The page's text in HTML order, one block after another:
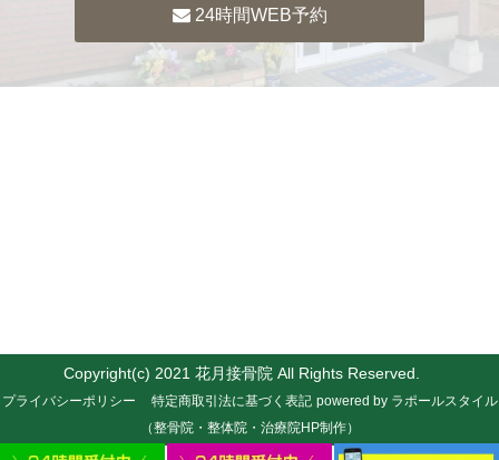
24時間WEB予約
Copyright(c) 2021 花月接骨院 All Rights Reserved.
プライバシーポリシー 特定商取引法に基づく表記 powered by ラポールスタイル
（整骨院・整体院・治療院HP制作）